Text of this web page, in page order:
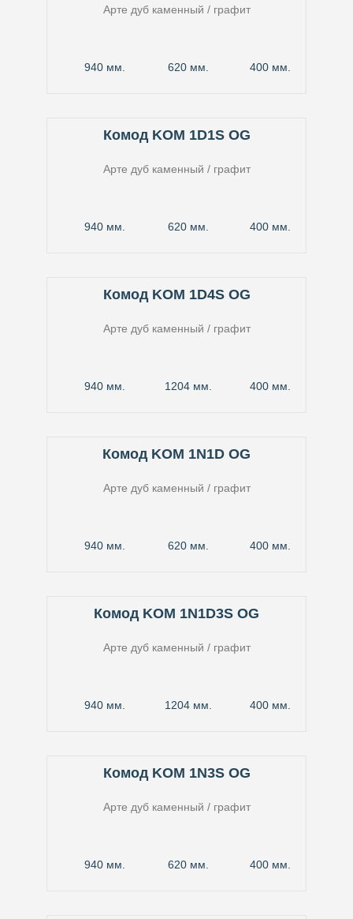
Арте дуб каменный / графит
940 мм. 620 мм. 400 мм.
Комод KOM 1D1S OG
Арте дуб каменный / графит
940 мм. 620 мм. 400 мм.
Комод KOM 1D4S OG
Арте дуб каменный / графит
940 мм. 1204 мм. 400 мм.
Комод KOM 1N1D OG
Арте дуб каменный / графит
940 мм. 620 мм. 400 мм.
Комод KOM 1N1D3S OG
Арте дуб каменный / графит
940 мм. 1204 мм. 400 мм.
Комод KOM 1N3S OG
Арте дуб каменный / графит
940 мм. 620 мм. 400 мм.